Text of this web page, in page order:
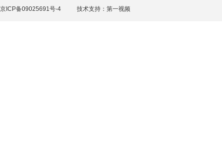
京ICP备09025691号-4 技术支持： 第一视频